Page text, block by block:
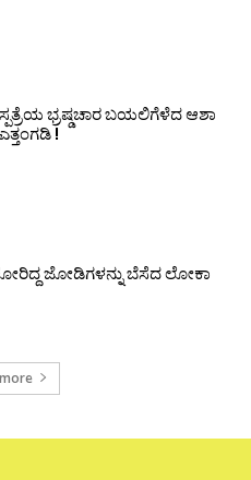
ಭ್ರಷ್ಡಚಾರ ಬಯಲಿಗೆಳೆದ ಆಶಾ
!
ಜೋಡಿಗಳನ್ನು ಬೆಸೆದ ಲೋಕಾ